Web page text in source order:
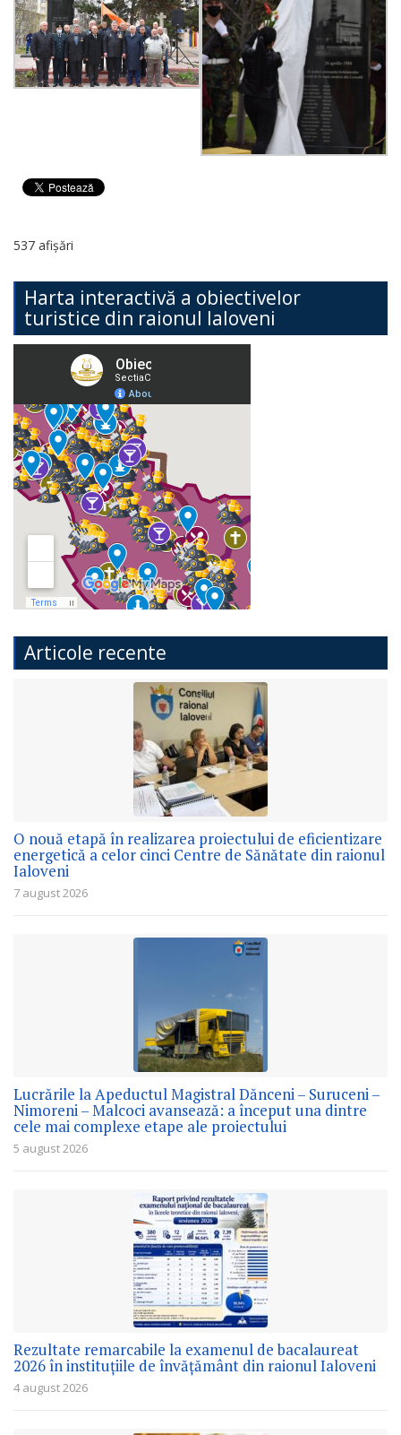
537 afișări
Harta interactivă a obiectivelor
turistice din raionul Ialoveni
Articole recente
O nouă etapă în realizarea proiectului de eficientizare
energetică a celor cinci Centre de Sănătate din raionul
Ialoveni
7 august 2026
Lucrările la Apeductul Magistral Dănceni – Suruceni –
Nimoreni – Malcoci avansează: a început una dintre
cele mai complexe etape ale proiectului
5 august 2026
Rezultate remarcabile la examenul de bacalaureat
2026 în instituțiile de învățământ din raionul Ialoveni
4 august 2026